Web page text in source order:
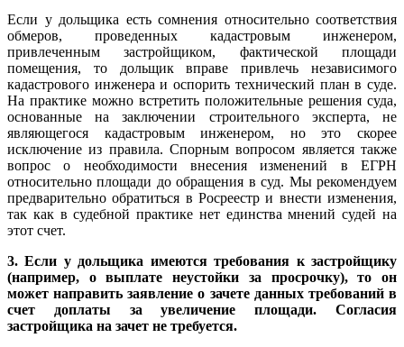
Если у дольщика есть сомнения относительно соответствия
обмеров, проведенных кадастровым инженером,
привлеченным застройщиком, фактической площади
помещения, то дольщик вправе привлечь независимого
кадастрового инженера и оспорить технический план в суде.
На практике можно встретить положительные решения суда,
основанные на заключении строительного эксперта, не
являющегося кадастровым инженером, но это скорее
исключение из правила. Спорным вопросом является также
вопрос о необходимости внесения изменений в ЕГРН
относительно площади до обращения в суд. Мы рекомендуем
предварительно обратиться в Росреестр и внести изменения,
так как в судебной практике нет единства мнений судей на
этот счет.
3. Если у дольщика имеются требования к застройщику
(например, о выплате неустойки за просрочку), то он
может направить заявление о зачете данных требований в
счет доплаты за увеличение площади. Согласия
застройщика на зачет не требуется.